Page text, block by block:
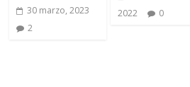
30 marzo, 2023
2
2022
0